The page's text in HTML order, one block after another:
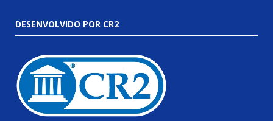
DESENVOLVIDO POR CR2